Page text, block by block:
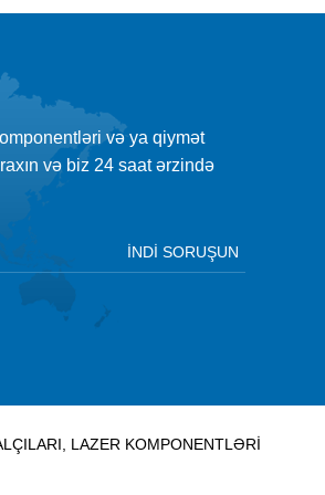
və ya qiymət
və biz 24 saat ərzində
LAZER KOMPONENTLƏRI